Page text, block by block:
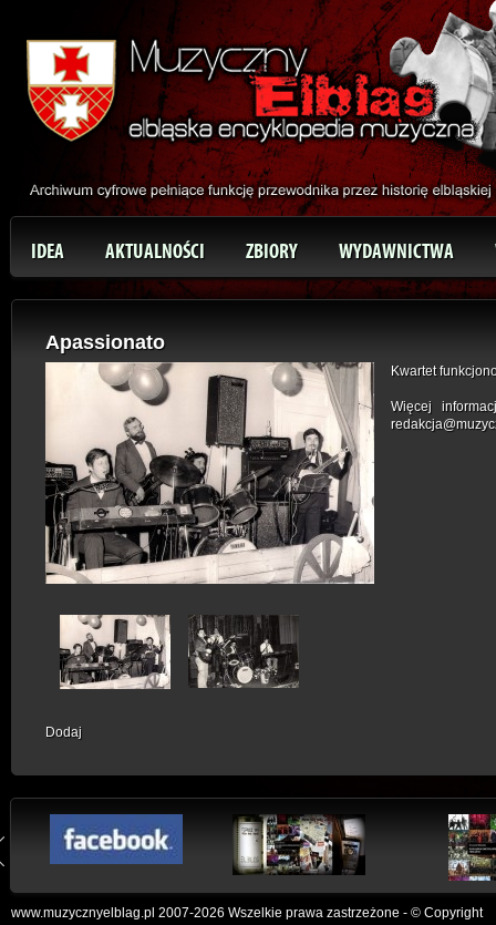
IDEA AKTUALNOŚCI ZBIORY WYDAWNICTWA
Apassionato
Kwartet
Więcej
Dodaj
www.muzycznyelblag.pl 2007-2026 Wszelkie prawa zastrzeżone - © Copyright